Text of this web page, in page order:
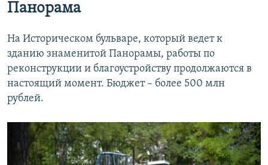
Панорама
На Историческом бульваре, который ведет к
зданию знаменитой Панорамы, работы по
реконструкции и благоустройству продолжаются в
настоящий момент. Бюджет – более 500 млн
рублей.